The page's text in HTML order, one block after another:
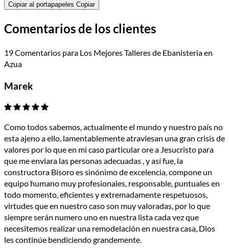
Copiar al portapapeles Copiar
Comentarios de los clientes
19 Comentarios para Los Mejores Talleres de Ebanisteria en
Azua
Marek
Como todos sabemos, actualmente el mundo y nuestro país no
esta ajeno a ello, lamentablemente atraviesan una gran crisis de
valores por lo que en mi caso particular ore a Jesucristo para
que me enviara las personas adecuadas , y así fue, la
constructora Bisoro es sinónimo de excelencia, compone un
equipo humano muy profesionales, responsable, puntuales en
todo momento, eficientes y extremadamente respetuosos,
virtudes que en nuestro caso son muy valoradas, por lo que
siempre serán numero uno en nuestra lista cada vez que
necesitemos realizar una remodelación en nuestra casa, Dios
les continúe bendiciendo grandemente.